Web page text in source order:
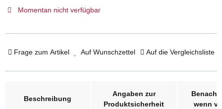
Momentan nicht verfügbar
Frage zum Artikel Auf Wunschzettel Auf die Vergleichsliste
Beschreibung
Angaben zur
Produktsicherheit
wenn